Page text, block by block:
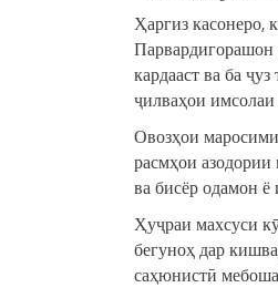
Ҳаргиз касонеро,
кардааст ва ба
ҷилваҳои
Овозҳои
расмҳои
ва бисёр одамон ё
Ҳуҷраи махсуси
бегуноҳ дар
саҳюнистӣ